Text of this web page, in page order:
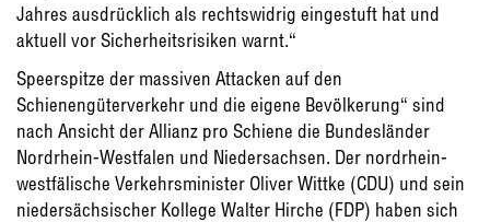
Jahres ausdrücklich als rechtswidrig eingestuft hat und
aktuell vor Sicherheitsrisiken warnt.“
Speerspitze der massiven Attacken auf den
Schienengüterverkehr und die eigene Bevölkerung“ sind
nach Ansicht der Allianz pro Schiene die Bundesländer
Nordrhein-Westfalen und Niedersachsen. Der nordrhein-
westfälische Verkehrsminister Oliver Wittke (CDU) und sein
niedersächsischer Kollege Walter Hirche (FDP) haben sich